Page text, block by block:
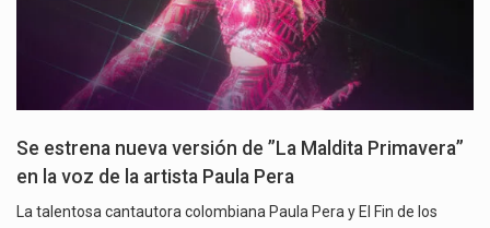
Se estrena nueva versión de ”La Maldita Primavera”
en la voz de la artista Paula Pera
La talentosa cantautora colombiana Paula Pera y El Fin de los